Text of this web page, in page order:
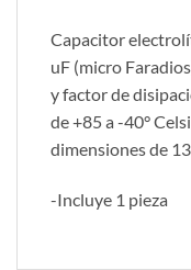
Capacitor
uF (micro
y factor de
de +85 a -40°
dimensiones de
-Incluye 1 pieza